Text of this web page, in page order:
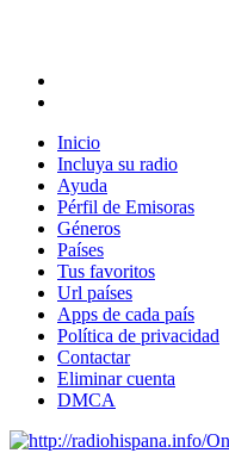
Inicio
Incluya su radio
Ayuda
Pérfil de Emisoras
Géneros
Países
Tus favoritos
Url países
Apps de cada país
Política de privacidad
Contactar
Eliminar cuenta
DMCA